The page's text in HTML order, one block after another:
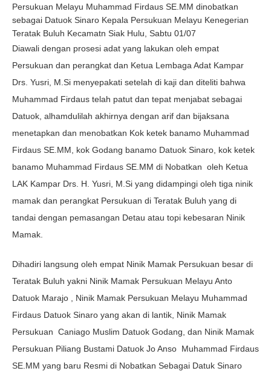
Persukuan Melayu Muhammad Firdaus SE.MM dinobatkan
sebagai Datuok Sinaro Kepala Persukuan Melayu Kenegerian
Teratak Buluh Kecamatn Siak Hulu, Sabtu 01/07
Diawali dengan prosesi adat yang lakukan oleh empat
Persukuan dan perangkat dan Ketua Lembaga Adat Kampar
Drs. Yusri, M.Si menyepakati setelah di kaji dan diteliti bahwa
Muhammad Firdaus telah patut dan tepat menjabat sebagai
Datuok, alhamdulilah akhirnya dengan arif dan bijaksana
menetapkan dan menobatkan Kok ketek banamo Muhammad
Firdaus SE.MM, kok Godang banamo Datuok Sinaro, kok ketek
banamo Muhammad Firdaus SE.MM di Nobatkan oleh Ketua
LAK Kampar Drs. H. Yusri, M.Si yang didampingi oleh tiga ninik
mamak dan perangkat Persukuan di Teratak Buluh yang di
tandai dengan pemasangan Detau atau topi kebesaran Ninik
Mamak.
Dihadiri langsung oleh empat Ninik Mamak Persukuan besar di
Teratak Buluh yakni Ninik Mamak Persukuan Melayu Anto
Datuok Marajo , Ninik Mamak Persukuan Melayu Muhammad
Firdaus Datuok Sinaro yang akan di lantik, Ninik Mamak
Persukuan Caniago Muslim Datuok Godang, dan Ninik Mamak
Persukuan Piliang Bustami Datuok Jo Anso Muhammad Firdaus
SE.MM yang baru Resmi di Nobatkan Sebagai Datuk Sinaro